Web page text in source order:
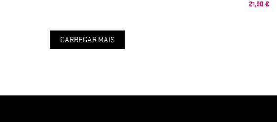
21,90 €
CARREGAR MAIS